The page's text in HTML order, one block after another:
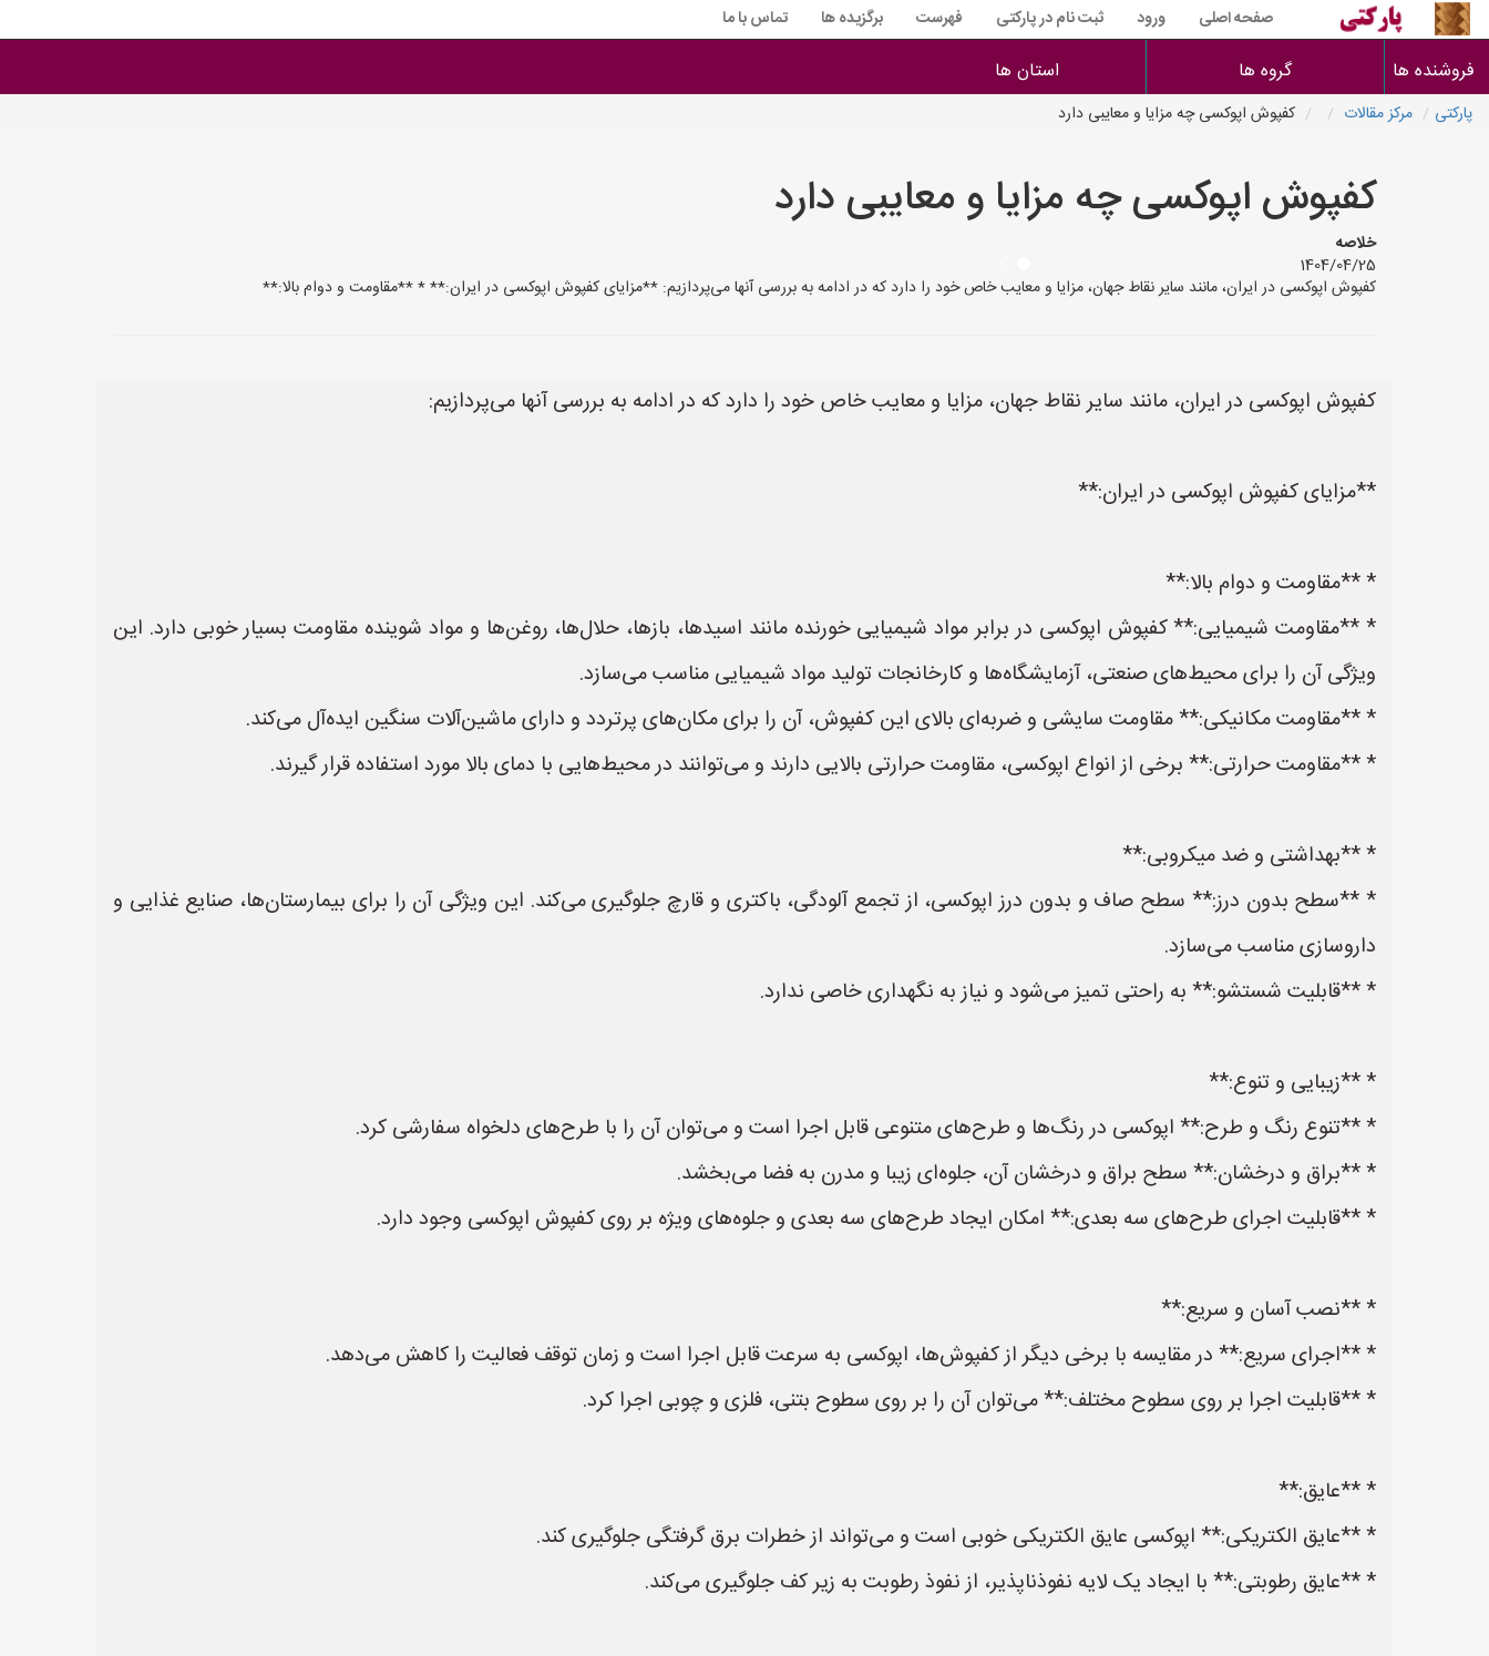
صفحه اصلی ورود ثبت نام در پارکتی فهرست برگزیده ها تماس با ما
فروشنده ها گروه ها استان ها
پارکتی مرکز مقالات کفپوش اپوکسی چه مزایا و معایبی دارد
کفپوش اپوکسی چه مزایا و معایبی دارد
خلاصه
1404/04/25
کفپوش اپوکسی در ایران، مانند سایر نقاط جهان، مزایا و معایب خاص خود را دارد که در ادامه به بررسی آنها می‌پردازیم: **مزایای کفپوش اپوکسی در ایران:** * **مقاومت و دوام بالا:**
کفپوش اپوکسی در ایران، مانند سایر نقاط جهان، مزایا و معایب خاص خود را دارد که در ادامه به بررسی آنها می‌پردازیم:
**مزایای کفپوش اپوکسی در ایران:**
* **مقاومت و دوام بالا:**
* **مقاومت شیمیایی:** کفپوش اپوکسی در برابر مواد شیمیایی خورنده مانند اسیدها، بازها، حلال‌ها، روغن‌ها و مواد شوینده مقاومت بسیار خوبی دارد. این
ویژگی آن را برای محیط‌های صنعتی، آزمایشگاه‌ها و کارخانجات تولید مواد شیمیایی مناسب می‌سازد.
* **مقاومت مکانیکی:** مقاومت سایشی و ضربه‌ای بالای این کفپوش، آن را برای مکان‌های پرتردد و دارای ماشین‌آلات سنگین ایده‌آل می‌کند.
* **مقاومت حرارتی:** برخی از انواع اپوکسی، مقاومت حرارتی بالایی دارند و می‌توانند در محیط‌هایی با دمای بالا مورد استفاده قرار گیرند.
* **بهداشتی و ضد میکروبی:**
* **سطح بدون درز:** سطح صاف و بدون درز اپوکسی، از تجمع آلودگی، باکتری و قارچ جلوگیری می‌کند. این ویژگی آن را برای بیمارستان‌ها، صنایع غذایی و
داروسازی مناسب می‌سازد.
* **قابلیت شستشو:** به راحتی تمیز می‌شود و نیاز به نگهداری خاصی ندارد.
* **زیبایی و تنوع:**
* **تنوع رنگ و طرح:** اپوکسی در رنگ‌ها و طرح‌های متنوعی قابل اجرا است و می‌توان آن را با طرح‌های دلخواه سفارشی کرد.
* **براق و درخشان:** سطح براق و درخشان آن، جلوه‌ای زیبا و مدرن به فضا می‌بخشد.
* **قابلیت اجرای طرح‌های سه بعدی:** امکان ایجاد طرح‌های سه بعدی و جلوه‌های ویژه بر روی کفپوش اپوکسی وجود دارد.
* **نصب آسان و سریع:**
* **اجرای سریع:** در مقایسه با برخی دیگر از کفپوش‌ها، اپوکسی به سرعت قابل اجرا است و زمان توقف فعالیت را کاهش می‌دهد.
* **قابلیت اجرا بر روی سطوح مختلف:** می‌توان آن را بر روی سطوح بتنی، فلزی و چوبی اجرا کرد.
* **عایق:**
* **عایق الکتریکی:** اپوکسی عایق الکتریکی خوبی است و می‌تواند از خطرات برق گرفتگی جلوگیری کند.
* **عایق رطوبتی:** با ایجاد یک لایه نفوذناپذیر، از نفوذ رطوبت به زیر کف جلوگیری می‌کند.